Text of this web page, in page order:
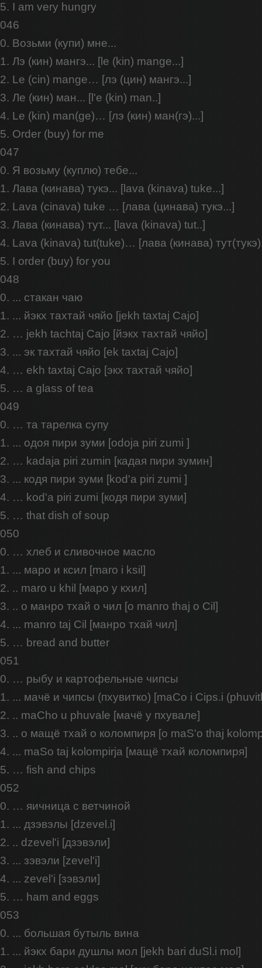
5. I am very hungry
046
0. Возьми (купи) мне...
1. Лэ (кин) мангэ... [le (kin) mange...]
2. Le (cin) mange… [лэ (цин) мангэ...]
3. Ле (кин) ман... [l'e (kin) man..]
4. Le (kin) man(ge)… [лэ (кин) ман(гэ)...]
5. Order (buy) for me
047
0. Я возьму (куплю) тебе...
1. Лава (кинава) тукэ... [lava (kinava) tuke...]
2. Lava (cinava) tuke … [лава (цинава) тукэ...]
3. Лава (кинава) тут... [lava (kinava) tut..]
4. Lava (kinava) tut(tuke)… [лава (кинава)
5. I order (buy) for you
048
0. ... стакан чаю
1. ... йэкх тахтай чяйо [jekh taxtaj Cajo]
2. … jekh tachtaj Cajo [йэкх тахтай чяйо]
3. ... эк тахтай чяйо [ek taxtaj Cajo]
4. … ekh taxtaj Cajo [экх тахтай чяйо]
5. … a glass of tea
049
0. … та тарелка супу
1. ... одоя пири зуми [odoja piri zumi ]
2. … kadaja piri zumin [кадая пири зумин]
3. ... кодя пири зуми [kod'a piri zumi ]
4. … kod'a piri zumi [кодя пири зуми]
5. … that dish of soup
050
0. … хлеб и сливочное масло
1. ... маро и ксил [maro i ksil]
2. .. maro u khil [маро у кхил]
3. .. о манро тхай о чил [o manro thaj o Cil]
4. ... manro taj Cil [манро тхай чил]
5. … bread and butter
051
0. … рыбу и картофельные чипсы
1. ... мачё и чипсы (пхувитко) [maCo i Cips.i
2. .. maCho u phuvale [мачё у пхувале]
3. .. о мащё тхай о коломпиря [o maS'o thaj
4. ... maSo taj kolompirja [мащё тхай коломпиря]
5. … fish and chips
052
0. … яичница с ветчиной
1. ... дзэвэлы [dzevel.i]
2. .. dzevel'i [дзэвэли]
3. ... зэвэли [zevel'i]
4. ... zevel'i [зэвэли]
5. … ham and eggs
053
0. ... большая бутыль вина
1. ... йэкх бари душлы мол [jekh bari duSl.i mol]